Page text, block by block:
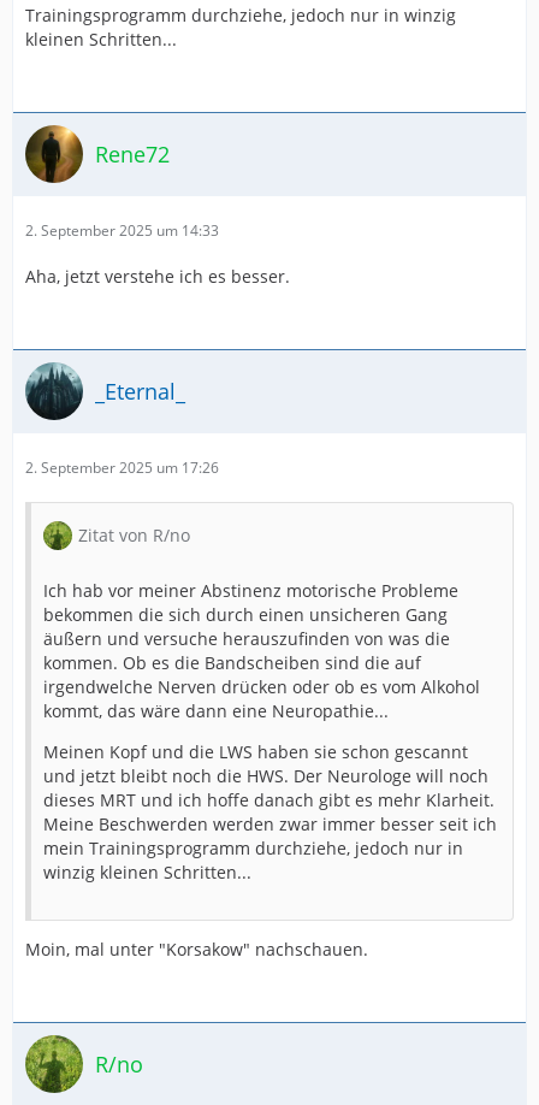
Trainingsprogramm durchziehe, jedoch nur in winzig
kleinen Schritten...
Rene72
2. September 2025 um 14:33
Aha, jetzt verstehe ich es besser.
_Eternal_
2. September 2025 um 17:26
Zitat von R/no
Ich hab vor meiner Abstinenz motorische Probleme
bekommen die sich durch einen unsicheren Gang
äußern und versuche herauszufinden von was die
kommen. Ob es die Bandscheiben sind die auf
irgendwelche Nerven drücken oder ob es vom Alkohol
kommt, das wäre dann eine Neuropathie...
Meinen Kopf und die LWS haben sie schon gescannt
und jetzt bleibt noch die HWS. Der Neurologe will noch
dieses MRT und ich hoffe danach gibt es mehr Klarheit.
Meine Beschwerden werden zwar immer besser seit ich
mein Trainingsprogramm durchziehe, jedoch nur in
winzig kleinen Schritten...
Moin, mal unter "Korsakow" nachschauen.
R/no